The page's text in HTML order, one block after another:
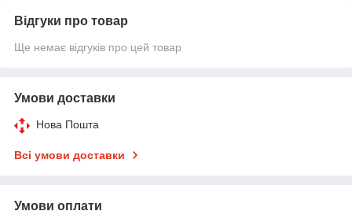
Відгуки про товар
Ще немає відгуків про цей товар
Умови доставки
Нова Пошта
Всі умови доставки
Умови оплати